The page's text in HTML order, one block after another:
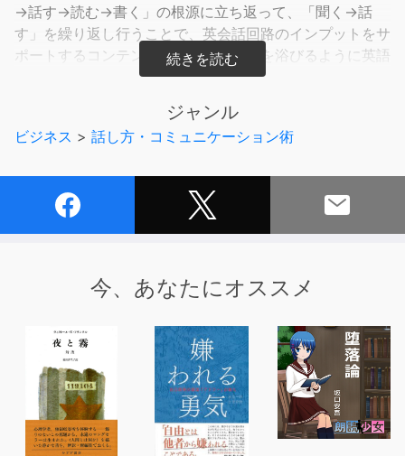
→話す→読む→書く」の根源に立ち返って、「聞く→話
す」を繰り返し行うことで、英会話回路のインプットをサ
ポートするコンテンツです。シャワーを浴びるように英語
を聞き流して習慣化させることで、頭の中に英語が自然と
背景に流れる心地よい音楽とともに英語を浴びるように聴
「スピードラーニング英語」作品一覧
私自身が英語を学んできた経験から生まれたスピードラー
ました。聞き流す英語の威力を一番感じているのは私自身
だからです。
スピードラーニングのサービスは終了いたしましたが、残
念ながらそのいのちをわからない人がまだたくさんいるこ
とに申し訳なさでいっぱいです。たとえば「どうしても、
ジャンル
ビジネス > 話し方・コミュニケーション術
今、あなたにオススメ